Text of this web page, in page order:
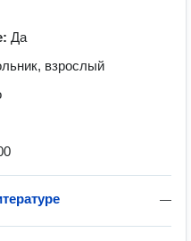
Да
взрослый
—